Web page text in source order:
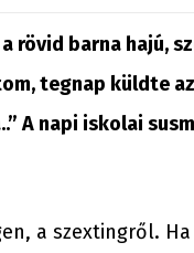
rövid barna hajú,
tegnap küldte
A napi iskolai
a szextingről.